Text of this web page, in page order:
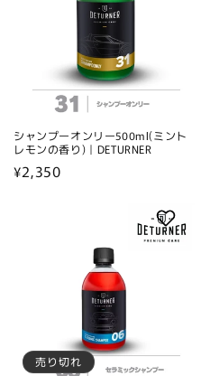
シャンプーオンリー500ml(ミント
レモンの香り)｜DETURNER
通
¥2,350
売り切れ